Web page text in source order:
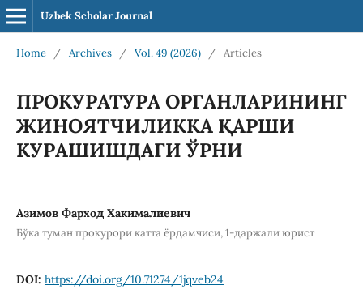
Uzbek Scholar Journal
Home / Archives / Vol. 49 (2026) / Articles
ПРОКУРАТУРА ОРГАНЛАРИНИНГ
ЖИНОЯТЧИЛИККА ҚАРШИ
КУРАШИШДАГИ ЎРНИ
Азимов Фарход Хакималиевич
Бўка туман прокурори катта ёрдамчиси, 1-даржали юрист
DOI: https://doi.org/10.71274/1jqveb24